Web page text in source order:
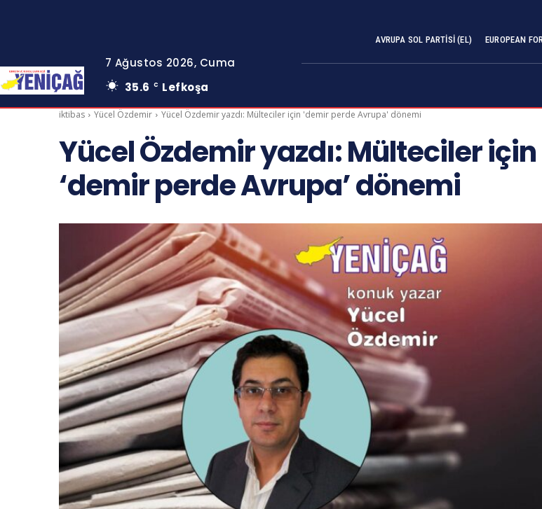
7 Ağustos 2026, Cuma
35.6
C Lefkoşa
AVRUPA SOL PARTISI (EL) EUROPEAN
iktibas Yücel Özdemir Yücel Özdemir yazdı: Mülteciler için 'demir perde Avrupa' dönemi
Yücel Özdemir yazdı: Mülteciler için
‘demir perde Avrupa’ dönemi